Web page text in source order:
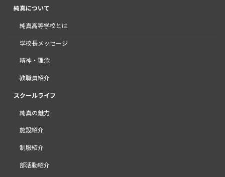
純真について
純真高等学校とは
学校長メッセージ
精神・理念
教職員紹介
スクールライフ
純真の魅力
施設紹介
制服紹介
部活動紹介